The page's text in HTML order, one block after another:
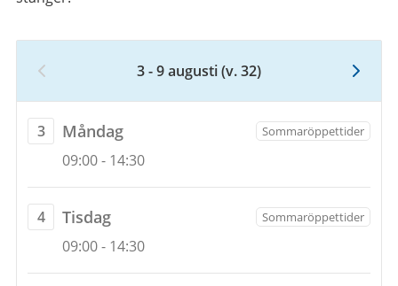
Vecka
32,
3
augusti
till
9
augusti
3 - 9 augusti(v. 32)
3
måndag
3
Måndag Sommaröppettider
09:00- 14:30
4
tisdag
4
Tisdag Sommaröppettider
09:00- 14:30